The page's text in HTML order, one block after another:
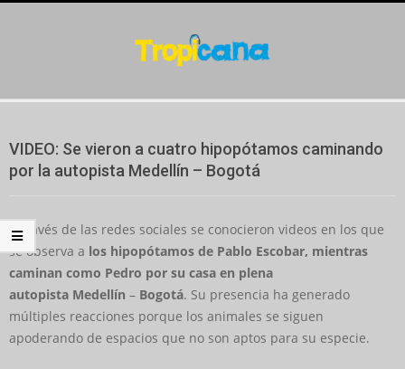
Menu
VIDEO: Se vieron a cuatro hipopótamos caminando
por la autopista Medellín – Bogotá
A través de las redes sociales se conocieron videos en los que
se observa a los hipopótamos de Pablo Escobar, mientras
caminan como Pedro por su casa en plena
autopista Medellín – Bogotá. Su presencia ha generado
múltiples reacciones porque los animales se siguen
apoderando de espacios que no son aptos para su especie.